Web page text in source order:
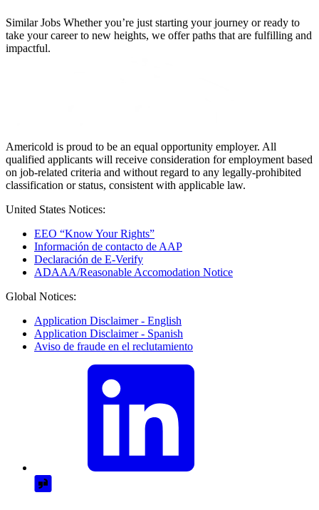
Similar Jobs Whether you’re just starting your journey or ready to
take your career to new heights, we offer paths that are fulfilling and
impactful.
Americold is proud to be an equal opportunity employer. All
qualified applicants will receive consideration for employment based
on job-related criteria and without regard to any legally-prohibited
classification or status, consistent with applicable law.
United States Notices:
EEO “Know Your Rights”
Información de contacto de AAP
Declaración de E-Verify
ADAAA/Reasonable Accomodation Notice
Global Notices:
Application Disclaimer - English
Application Disclaimer - Spanish
Aviso de fraude en el reclutamiento